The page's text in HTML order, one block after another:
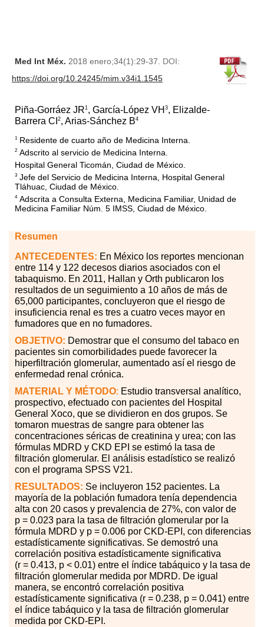
Med Int Méx. 2018 enero;34(1):29-37. DOI:
https://doi.org/10.24245/mim.v34i1.1545
Piña-Gorráez JR1 , García-López VH 3, Elizalde-
Barrera CI 2, Arias-Sánchez B4
1 Residente de cuarto año de Medicina Interna.
2 Adscrito al servicio de Medicina Interna.
Hospital General Ticomán, Ciudad de México.
3 Jefe del Servicio de Medicina Interna, Hospital General
Tláhuac, Ciudad de México.
4Adscrita a Consulta Externa, Medicina Familiar, Unidad de
Medicina Familiar Núm. 5 IMSS, Ciudad de México.
Resumen
ANTECEDENTES: En México los reportes mencionan
entre 114 y 122 decesos diarios asociados con el
tabaquismo. En 2011, Hallan y Orth publicaron los
resultados de un seguimiento a 10 años de más de
65,000 participantes, concluyeron que el riesgo de
insuficiencia renal es tres a cuatro veces mayor en
fumadores que en no fumadores.
OBJETIVO: Demostrar que el consumo del tabaco en
pacientes sin comorbilidades puede favorecer la
hiperfiltración glomerular, aumentado así el riesgo de
enfermedad renal crónica.
MATERIAL Y MÉTODO: Estudio transversal analítico,
prospectivo, efectuado con pacientes del Hospital
General Xoco, que se dividieron en dos grupos. Se
tomaron muestras de sangre para obtener las
concentraciones séricas de creatinina y urea; con las
fórmulas MDRD y CKD EPI se estimó la tasa de
filtración glomerular. El análisis estadístico se realizó
con el programa SPSS V21.
RESULTADOS: Se incluyeron 152 pacientes. La
mayoría de la población fumadora tenía dependencia
alta con 20 casos y prevalencia de 27%, con valor de
p = 0.023 para la tasa de filtración glomerular por la
fórmula MDRD y p = 0.006 por CKD-EPI, con diferencias
estadísticamente significativas. Se demostró una
correlación positiva estadísticamente significativa
(r = 0.413, p < 0.01) entre el índice tabáquico y la tasa de
filtración glomerular medida por MDRD. De igual
manera, se encontró correlación positiva
estadísticamente significativa (r = 0.238, p = 0.041) entre
el índice tabáquico y la tasa de filtración glomerular
medida por CKD-EPI.